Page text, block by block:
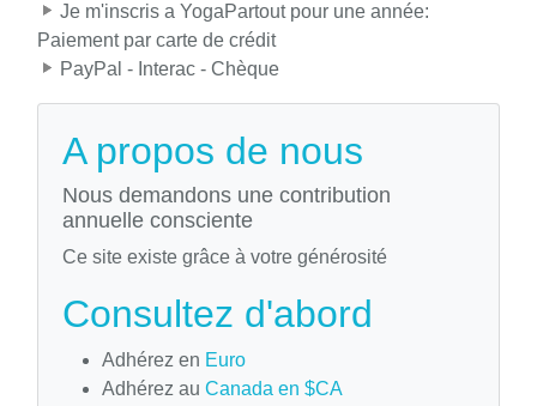
Je m'inscris a YogaPartout pour une année:
Paiement par carte de crédit
PayPal - Interac - Chèque
A propos de nous
Nous demandons une contribution
annuelle consciente
Ce site existe grâce à votre générosité
Consultez d'abord
Adhérez en Euro
Adhérez au Canada en $CA